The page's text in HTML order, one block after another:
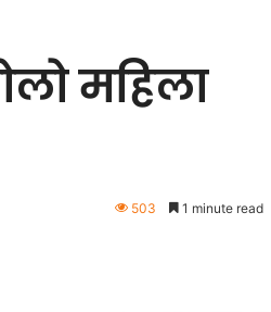
महिला
503 1 minute read